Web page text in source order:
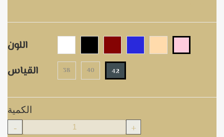
اللون
القياس
38 40 42
الكمية
- +